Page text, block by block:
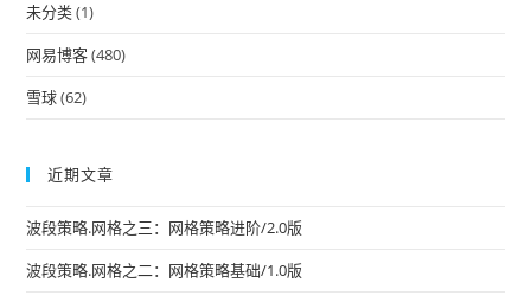
未分类(1)
网易博客(480)
雪球(62)
近期文章
波段策略.网格之三：网格策略进阶/2.0版
波段策略.网格之二：网格策略基础/1.0版